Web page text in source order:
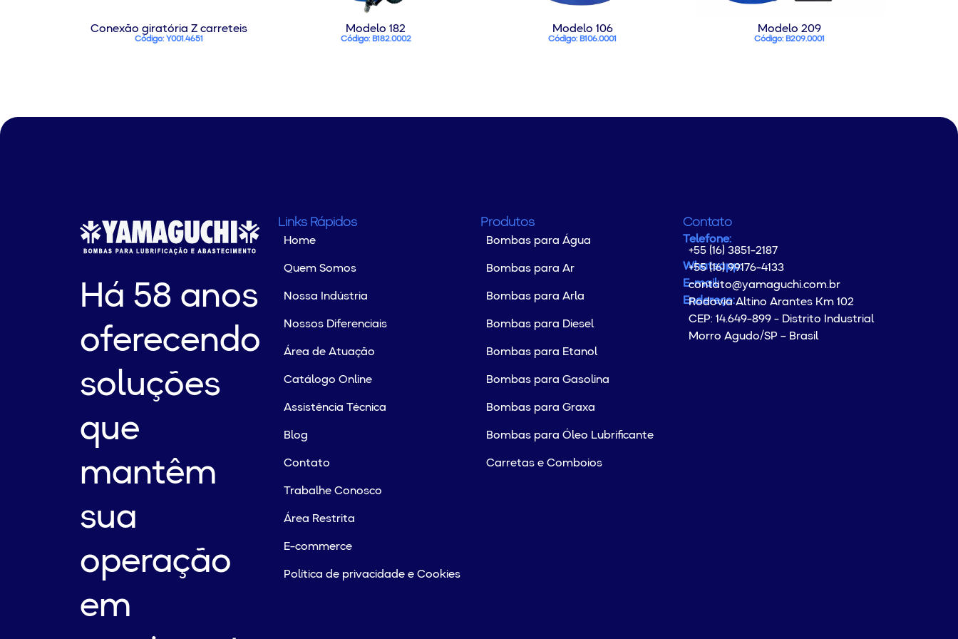
Conexão giratória Z carreteis
Código: Y001.4651
Modelo 182
Código: B182.0002
Modelo 106
Código: B106.0001
Modelo 209
Código: B209.0001
Há 58 anos
oferecendo
soluções
que
mantêm
sua
operação
em
Links Rápidos
Home
Quem Somos
Nossa Indústria
Nossos Diferenciais
Área de Atuação
Catálogo Online
Assistência Técnica
Blog
Contato
Trabalhe Conosco
Área Restrita
E-commerce
Política de privacidade e Cookies
Produtos
Bombas para Água
Bombas para Ar
Bombas para Arla
Bombas para Diesel
Bombas para Etanol
Bombas para Gasolina
Bombas para Graxa
Bombas para Óleo Lubrificante
Carretas e Comboios
Contato
Telefone:
+55 (16) 3851-2187
Whatsapp:
+55 (16) 99176-4133
E-mail:
contato@yamaguchi.com.br
Endereço:
Rodovia Altino Arantes Km 102
CEP: 14.649-899 - Distrito Industrial
Morro Agudo/SP – Brasil